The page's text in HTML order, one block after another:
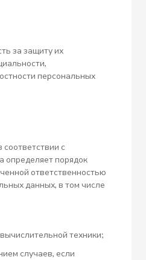
за защиту их
персональных
с
определяет порядок
ответственностью
данных, в том числе
техники;
случаев, если